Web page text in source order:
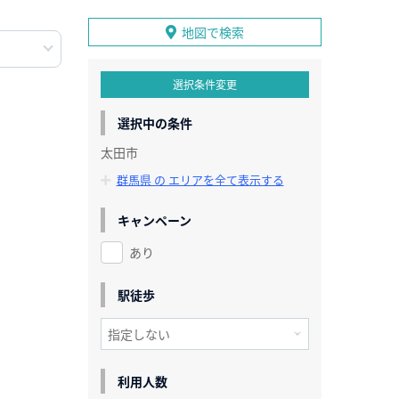
地図で検索
選択条件変更
選択中の条件
太田市
群馬県 の エリアを全て表示する
キャンペーン
あり
駅徒歩
利用人数